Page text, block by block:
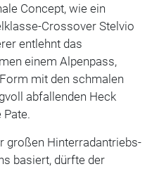
Concept, wie ein
Crossover Stelvio
entlehnt das
einem Alpenpass,
mit den schmalen
abfallenden Heck
großen Hinterradantriebs-
basiert, dürfte der